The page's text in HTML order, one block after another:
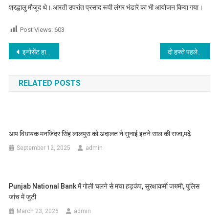
श्रद्धालु मौजूद थे। आरती उपरांत प्रसाद रूपी लंगर भंडारे का भी आयोजन किया गया।
Post Views: 603
Post navigation
इनोसेंट हार्ट्स में समर कैंप संपन्न : बच्चों ने की खूब मस्ती और सीखी नई स्किल्स दो हफ्ते पहले रखे कुक ने खिलाया ऐसा खाना कि पूरे परिवार को पहुंचाया अस्पताल,जाने क्यों
RELATED POSTS
आप विधायक मनजिंदर सिंह लालपुरा को अदालत ने सुनाई इतने साल की सजा,पढ़े
September 12, 2025 admin
Punjab National Bank में गोली चलने से मचा हड़कंप, सुरक्षाकर्मी जख्मी, पुलिस
जांच में जुटी
March 23, 2026 admin